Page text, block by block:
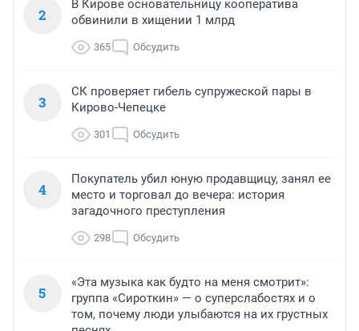
2
В Кирове основательницу кооператива
обвинили в хищении 1 млрд
365 Обсудить
3
СК проверяет гибель супружеской пары в
Кирово-Чепецке
301 Обсудить
4
Покупатель убил юную продавщицу, занял ее
место и торговал до вечера: история
загадочного преступления
298 Обсудить
5
«Эта музыка как будто на меня смотрит»:
группа «Сироткин» — о суперслабостях и о
том, почему люди улыбаются на их грустных